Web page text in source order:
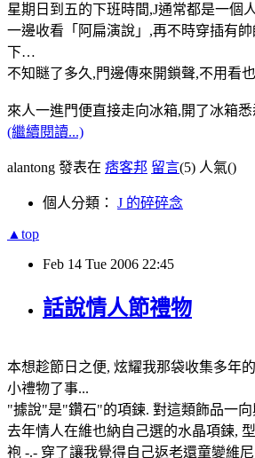
星期日到五的下班時間,J通常都是一個
一邊收看「阿扁演說」,再不時穿插有
下…
不知瞇了多久,門邊傳來開鎖聲,不用看
來人一進門便直接走向冰箱,開了冰箱
(繼續閱讀...)
alantong 發表在 痞客邦 留言(5) 人氣()
個人分類： J 的碎碎念
▲top
Feb 14 Tue 2006 22:45
話說情人節禮物
本想趁節日之便, 炫耀我那袋收集多年
小禮物了事...
"據說"是"鑽石"的項鍊. 對這類飾品一
去年情人在維也納自己選的水晶項鍊,
袍 -.- 穿了讓我覺得自己返老還童變維